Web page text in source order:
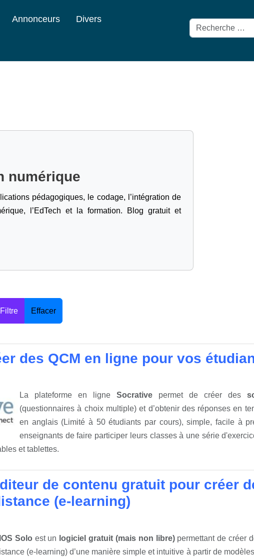
Annonceurs Divers
Rechercher
numérique
pédagogiques, le codage,
l’intégration de
l’EdTech et la formation. Blog gratuit et
Filtre Effacer
des QCM en ligne pour vos
La plateforme en ligne Socrative permet de créer des
(questionnaires à choix multiple) et d’obtenir des réponses en
en anglais (Limité à 50 étudiants par cours), simple, facile à
enseignants de faire participer leurs classes à une série
et tablettes.
de contenu gratuit pour créer
(e-learning)
Solo est un logiciel gratuit (mais non libre)permettant de créer
(e-learning) d’une manière simple et intuitive à partir de